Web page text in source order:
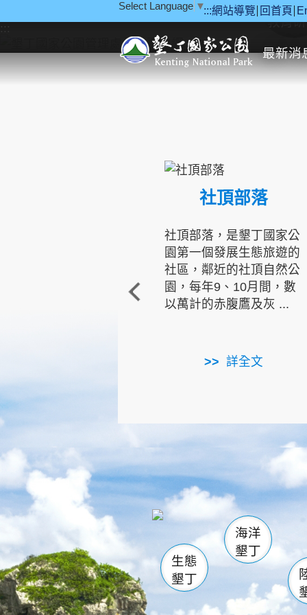
:::網站導覽 回首頁
Select Language ▼
最新消
::: 教育
社頂部落
社頂部落，是墾丁國家公
園第一個發展生態旅遊的
社區，鄰近的社頂自然公
園，每年9、10月間，數
以萬計的赤腹鷹及灰 ...
詳全文
龜山 海生館
恆春
龍鑾潭自
瓊麻館
關山
白砂
生態
墾丁
海洋
墾丁